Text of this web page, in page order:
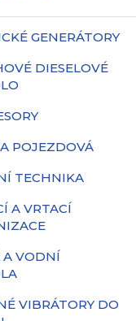
GENERÁTORY
DIESELOVÉ
POJEZDOVÁ
TECHNIKA
A VRTACÍ
A VODNÍ
VIBRÁTORY DO